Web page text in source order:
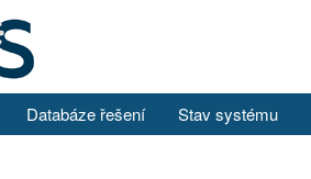
Databáze řešení Stav systému